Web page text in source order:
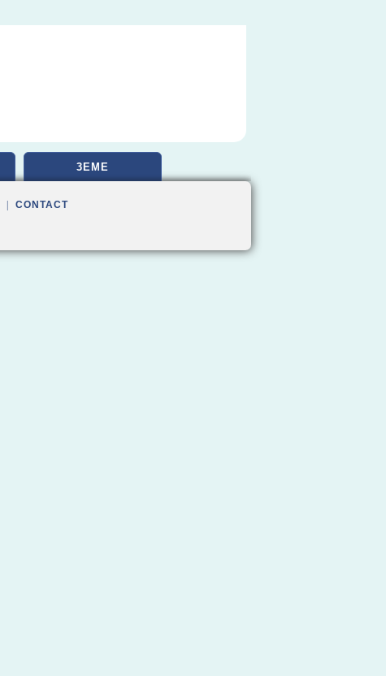
3EME
CONTACT